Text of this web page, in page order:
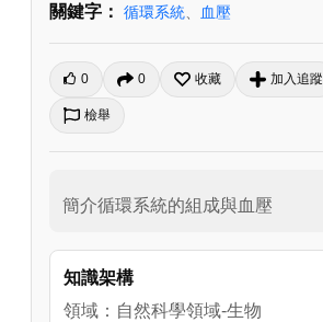
關鍵字： 循環系統 血壓
0 0 收藏 加入追蹤
檢舉
簡介循環系統的組成與血壓
知識架構
領域：自然科學領域-生物